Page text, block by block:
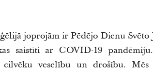
joprojām ir Pēdējo Dienu
saistīti ar COVID-19
veselību un drošību. Mēs